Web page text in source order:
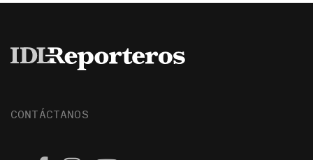
CONTÁCTANOS